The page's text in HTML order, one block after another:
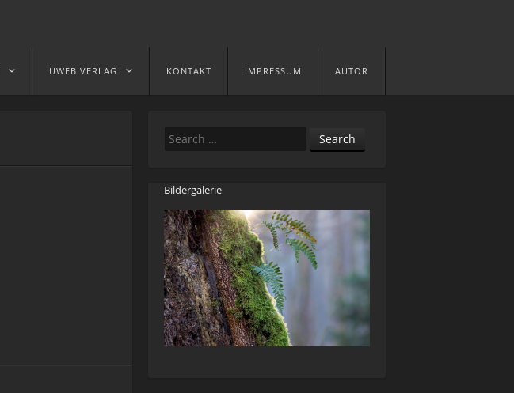
UWEB VERLAG KONTAKT IMPRESSUM AUTOR
Search
Bildergalerie